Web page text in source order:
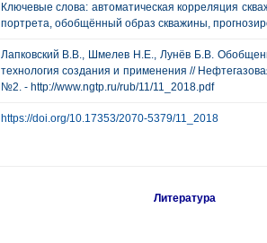
Ключевые слова: автоматическая корреляция
портрета, обобщённый образ скважины,
Лапковский В.В., Шмелев Н.Е., Лунёв Б.В.
технология создания и применения //
№2. - http://www.ngtp.ru/rub/11/11_2018.pdf
https://doi.org/10.17353/2070-5379/11_2018
Литература